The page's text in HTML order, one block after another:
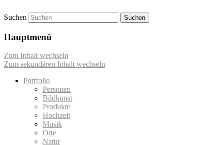
M-Momente
Momentaufnahmen von Markus Mettin
Suchen
Hauptmenü
Zum Inhalt wechseln
Zum sekundären Inhalt wechseln
Portfolio
Personen
Bildkunst
Produkte
Hochzeit
Musik
Orte
Natur